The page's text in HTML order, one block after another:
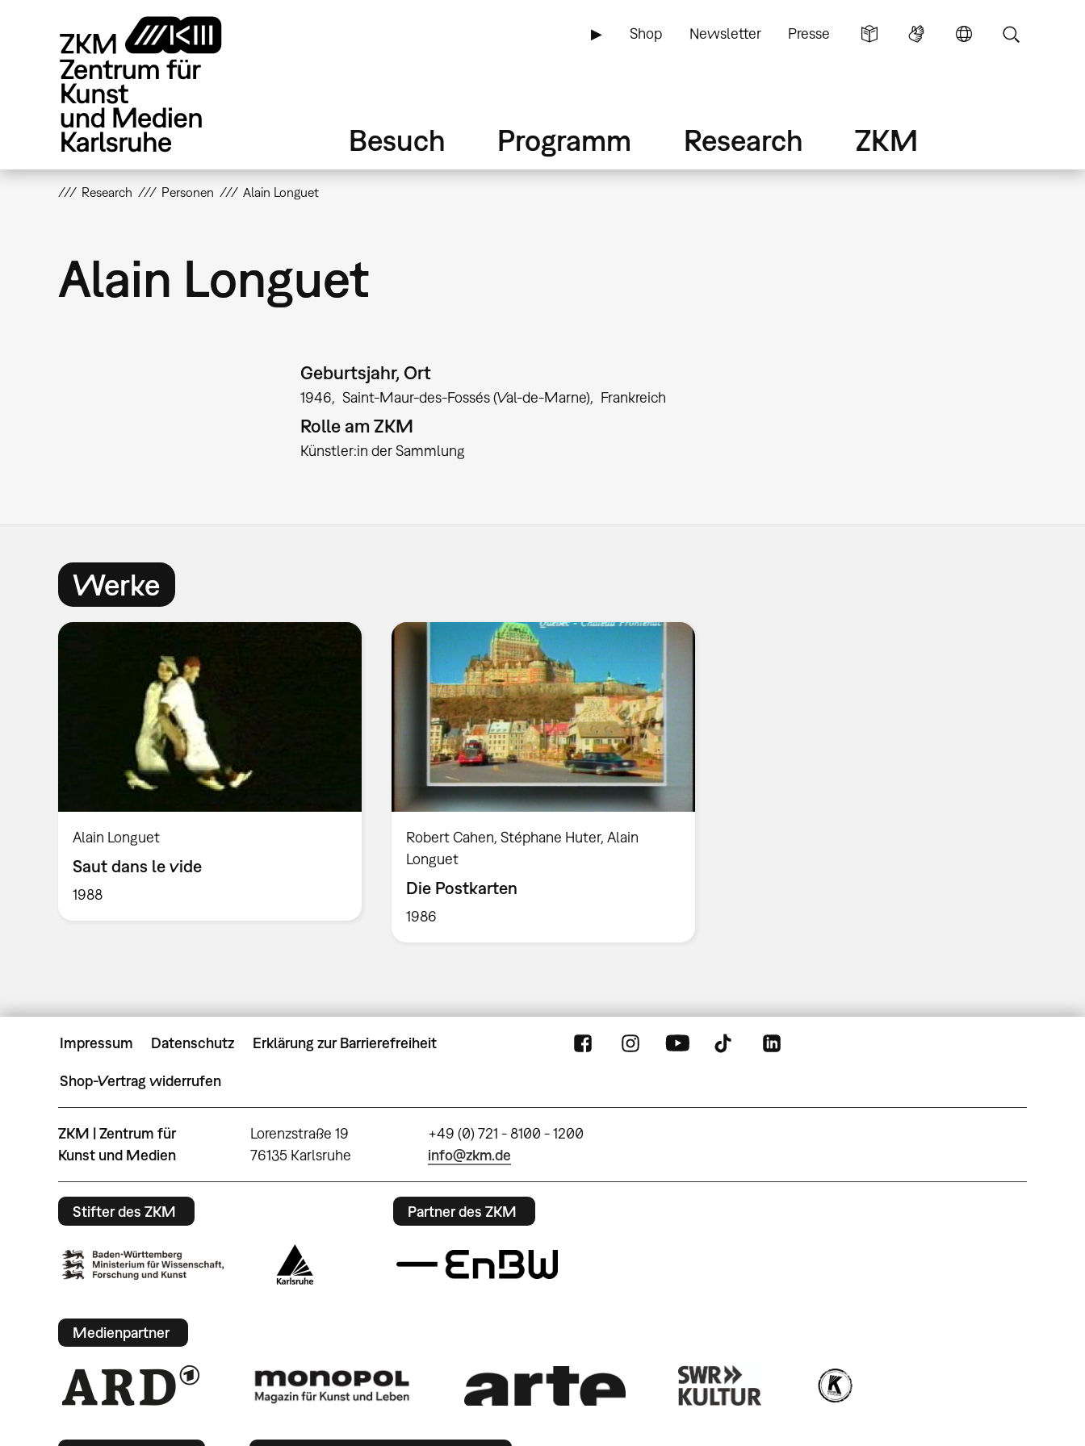
▶ Shop Newsletter Presse
Besuch Programm Research ZKM
Research Personen Alain Longuet
Alain Longuet
Geburtsjahr, Ort
1946 Saint-Maur-des-Fossés (Val-de-Marne) Frankreich
Rolle am ZKM
Künstler:in der Sammlung
Werke
Alain Longuet
Saut dans le vide
1988
Robert Cahen, Stéphane Huter, Alain
Longuet
Die Postkarten
1986
Impressum Datenschutz Erklärung zur Barrierefreiheit
Shop-Vertrag widerrufen
ZKM | Zentrum für
Kunst und Medien
Lorenzstraße 19
76135 Karlsruhe
+49 (0) 721 - 8100 - 1200
info@zkm.de
Stifter des ZKM Partner des ZKM
Medienpartner